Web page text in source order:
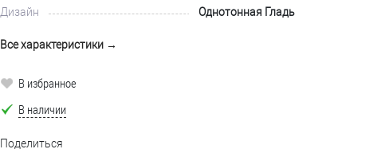
Дизайн Однотонная Гладь
Все характеристики →
В избранное
В наличии
Поделиться